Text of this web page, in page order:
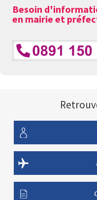
Besoin
en mairie et